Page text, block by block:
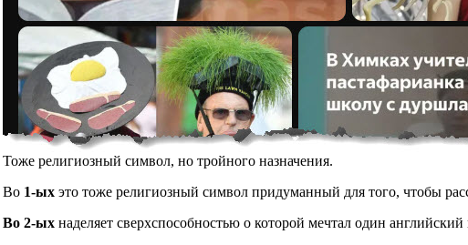
Тоже религиозный символ, но тройного назначения.
Во 1-ых это тоже религиозный символ придуманный для того, чтобы
Во 2-ых наделяет сверхспособностью о которой мечтал один английский